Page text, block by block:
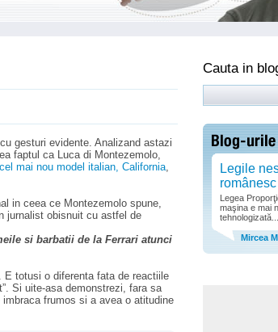
gesturi evidente. Analizand astazi
faptul ca Luca di Montezemolo,
cel mai nou model italian, California,
in ceea ce Montezemolo spune,
jurnalist obisnuit cu astfel de
si barbatii de la Ferrari atunci
E totusi o diferenta fata de reactiile
Si uite-asa demonstrezi, fara sa
frumos si a avea o atitudine
Cauta in
Legile
românesc
Legea
maşina e mai
tehnologizată...
Mircea